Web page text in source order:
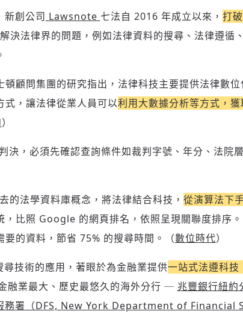
新創公司 Lawsnote 七法自 2016 年成立以來， 打
決法律界的問題，例如法律資料的搜尋、法律遵循
顧問集團的研究指出，法律科技主要提供法律數
式，讓法律從業人員可以利用大數據分析等方式，
）
決，必須先確認查詢條件如裁判字號、年分、法院
的法學資料庫概念，將法律結合科技， 從演算法下
，比照 Google 的網頁排名，依照呈現關聯度排序
的資料，節省 75% 的搜尋時間。（數位時代）
技術的應用，著眼於為金融業提供一站式法遵科
融業最大、歷史最悠久的海外分行 ─ 兆豐銀行紐約
務署（DFS, New York Department of Financial